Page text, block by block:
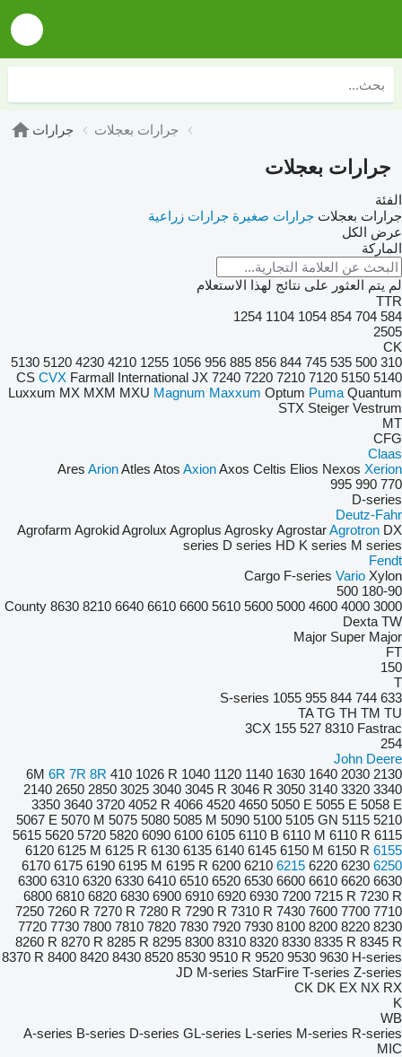
جرارات جرارات بعجلات
جرارات بعجلات
الفئة
جرارات بعجلات جرارات صغيرة جرارات زراعية
عرض الكل
الماركة
لم يتم العثور على نتائج لهذا الاستعلام
TTR
584
704
854
1054
1104
1254
2505
CK
310
500
535
745
844
856
885
956
1056
1255
4210
4230
5120
5130
5140
5150
7120
7210
7220
7240
CS CVX Farmall International JX
Luxxum MX MXM MXU Magnum Maxxum Optum Puma Quantum
STX Steiger Vestrum
MT
CFG
Claas
Ares ArionAtles Atos AxionAxos Celtis Elios Nexos Xerion
770
990
995
D-series
Deutz-Fahr
Agrofarm AgrokidAgrolux Agroplus AgroskyAgrostarAgrotron DX
series D series HD K series M series
Fendt
Cargo F-series Vario Xylon
180-90
500
3000
4000
4600
5000
5600
5610
6600
6610
6640
8210
8630
County
Dexta TW
Major Super Major
FT
150
T
633
744
844
955
1055
S-series
TA TG TH TM TU
3CX 155 527 8310 Fastrac
254
John Deere
6M 6R 7R 8R 410 1026 R 1040 1120 1140 1630 1640 2030 2130
2140 2650 2850 3025 3040 3045 R 3046 R 3050 3140 3320 3340
3350 3640 3720 4052 R 4066 4520 4650 5050 E 5055 E 5058 E
5067 E 5070 M 5075 5080 5085 M 5090 5100 5105 GN 5115 5210
5615 5620 5720 5820 6090 6100 6105 6110 B 6110 M 6110 R 6115
6120 6125 M 6125 R 6130 6135 6140 6145 6150 M 6150 R 6155
6170 6175 6190 6195 M 6195 R 6200 6210 6215 6220 6230 6250
6300 6310 6320 6330 6410 6510 6520 6530 6600 6610 6620 6630
6800 6810 6820 6830 6900 6910 6920 6930 7200 7215 R 7230 R
7250 7260 R 7270 R 7280 R 7290 R 7310 R 7430 7600 7700 7710
7720 7730 7800 7810 7820 7830 7920 7930 8100 8200 8220 8230
8260 R 8270 R 8285 R 8295 8300 8310 8320 8330 8335 R 8345 R
8370 R 8400 8420 8430 8520 8530 9510 R 9520 9530 9630 H-series
JD M-series StarFire T-series Z-series
CK DK EX NX RX
K
WB
A-series B-series D-series GL-series L-series M-series R-series
MIC